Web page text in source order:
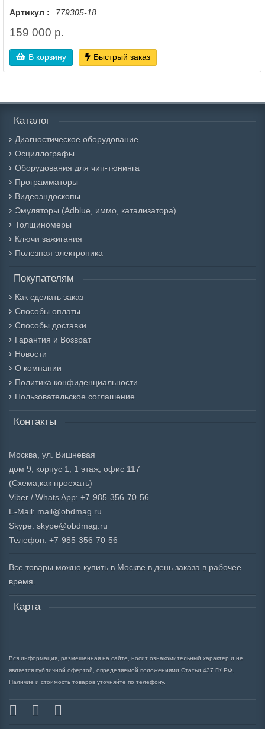
Артикул :
779305-18
159 000 р.
В корзину Быстрый заказ
Каталог
Диагностическое оборудование
Осциллографы
Оборудования для чип-тюнинга
Программаторы
Видеоэндоскопы
Эмуляторы (Adblue, иммо, катализатора)
Толщиномеры
Ключи зажигания
Полезная электроника
Покупателям
Как сделать заказ
Способы оплаты
Способы доставки
Гарантия и Возврат
Новости
О компании
Политика конфиденциальности
Пользовательское соглашение
Контакты
Москва, ул. Вишневая
дом 9, корпус 1, 1 этаж, офис 117
(Схема, как проехать)
Viber / Whats App: +7-985-356-70-56
E-Mail: mail@obdmag.ru
Skype: skype@obdmag.ru
Телефон: +7-985-356-70-56
Все товары можно купить в Москве в день заказа в рабочее
время.
Карта
Вся информация, размещенная на сайте, носит ознакомительный характер и не
является публичной офертой, определяемой положениями Статьи 437 ГК РФ.
Наличие и стоимость товаров уточняйте по телефону.